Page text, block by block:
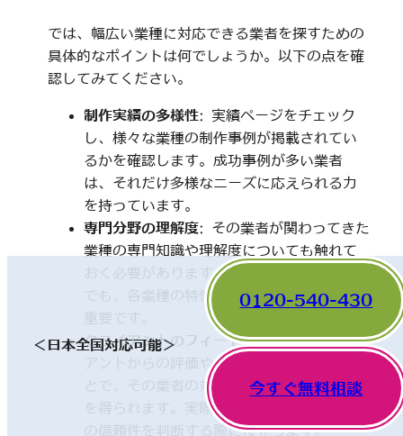
では、幅広い業種に対応できる業者を探すための
具体的なポイントは何でしょうか。以下の点を確
認してみてください。
制作実績の多様性: 実績ページをチェック
し、様々な業種の制作事例が掲載されてい
るかを確認します。成功事例が多い業者
は、それだけ多様なニーズに応えられる力
を持っています。
専門分野の理解度: その業者が関わってきた
業種の専門知識や理解度についても触れて
おく必要があります。一見、異なった分野
でも、各業種の特性を理解していることが
クライアントのフィードバック: 他のクライ
アントからの評価やレビューを確認するこ
とで、その業者の対応や成果に関する情報
を得られます。実際の利用者の声は、業者
の信頼性を判断する際に役立ちます。
＜日本全国対応可能＞
0120-540-430
今すぐ無料相談